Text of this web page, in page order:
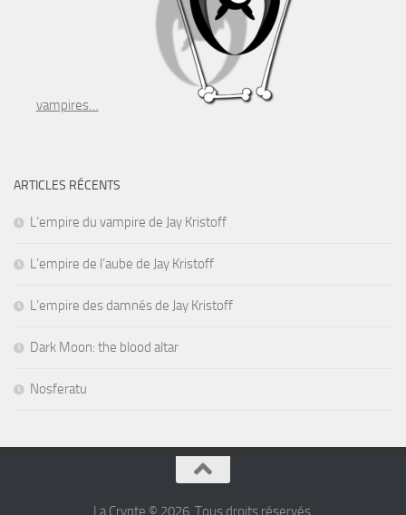
vampires…
ARTICLES RÉCENTS
L’empire du vampire de Jay Kristoff
L’empire de l’aube de Jay Kristoff
L’empire des damnés de Jay Kristoff
Dark Moon: the blood altar
Nosferatu